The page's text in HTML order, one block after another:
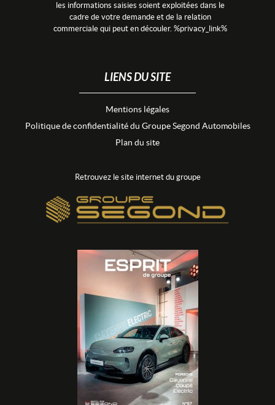
les informations saisies soient exploitées dans le
cadre de votre demande et de la relation
commerciale qui peut en découler. %privacy_link%
LIENS DU SITE
Mentions légales
Politique de confidentialité du Groupe Segond Automobiles
Plan du site
Retrouvez le site internet du groupe